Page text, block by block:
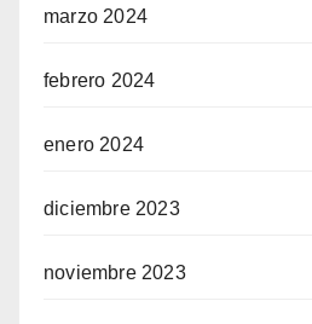
marzo 2024
febrero 2024
enero 2024
diciembre 2023
noviembre 2023